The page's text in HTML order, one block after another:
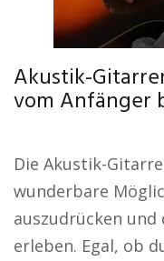
Akustik-
vom Anfänger
Die Akustik-
wunderbare
auszudrücken und
erleben. Egal, ob